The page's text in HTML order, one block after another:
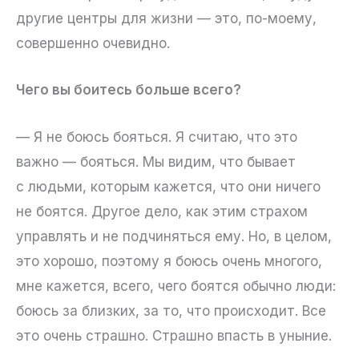
другие центры для жизни — это, по-моему,
совершенно очевидно.
Чего вы боитесь больше всего?
— Я не боюсь бояться. Я считаю, что это
важно — бояться. Мы видим, что бывает
с людьми, которым кажется, что они ничего
не боятся. Другое дело, как этим страхом
управлять и не подчиняться ему. Но, в целом,
это хорошо, поэтому я боюсь очень многого,
мне кажется, всего, чего боятся обычно люди:
боюсь за близких, за то, что происходит. Все
это очень страшно. Страшно впасть в уныние.